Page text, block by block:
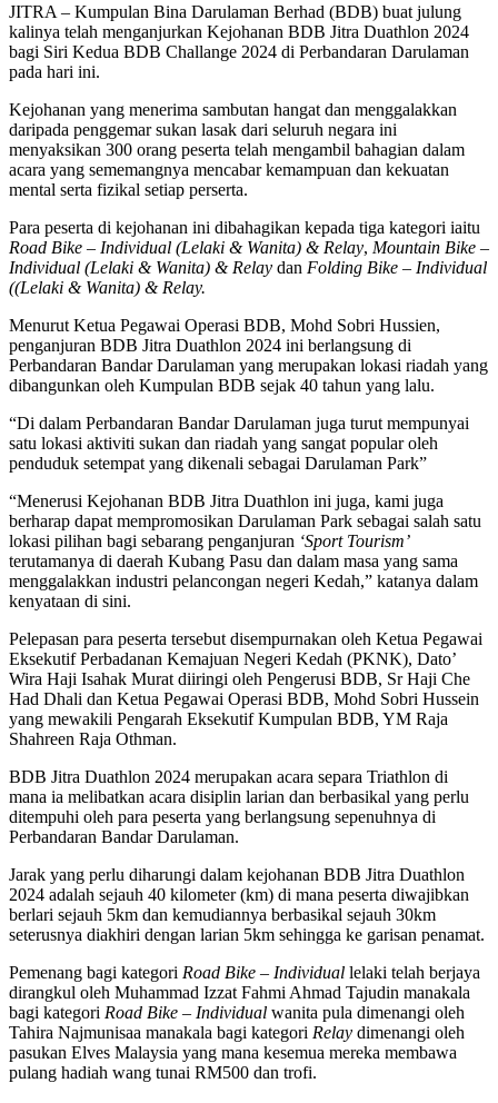
JITRA – Kumpulan Bina Darulaman Berhad (BDB) buat julung
kalinya telah menganjurkan Kejohanan BDB Jitra Duathlon 2024
bagi Siri Kedua BDB Challange 2024 di Perbandaran Darulaman
pada hari ini.
Kejohanan yang menerima sambutan hangat dan menggalakkan
daripada penggemar sukan lasak dari seluruh negara ini
menyaksikan 300 orang peserta telah mengambil bahagian dalam
acara yang sememangnya mencabar kemampuan dan kekuatan
mental serta fizikal setiap perserta.
Para peserta di kejohanan ini dibahagikan kepada tiga kategori iaitu
Road Bike – Individual (Lelaki & Wanita) & Relay, Mountain Bike –
Individual (Lelaki & Wanita) & Relay dan Folding Bike – Individual
((Lelaki & Wanita) & Relay.
Menurut Ketua Pegawai Operasi BDB, Mohd Sobri Hussien,
penganjuran BDB Jitra Duathlon 2024 ini berlangsung di
Perbandaran Bandar Darulaman yang merupakan lokasi riadah yang
dibangunkan oleh Kumpulan BDB sejak 40 tahun yang lalu.
“Di dalam Perbandaran Bandar Darulaman juga turut mempunyai
satu lokasi aktiviti sukan dan riadah yang sangat popular oleh
penduduk setempat yang dikenali sebagai Darulaman Park”
“Menerusi Kejohanan BDB Jitra Duathlon ini juga, kami juga
berharap dapat mempromosikan Darulaman Park sebagai salah satu
lokasi pilihan bagi sebarang penganjuran ‘Sport Tourism’
terutamanya di daerah Kubang Pasu dan dalam masa yang sama
menggalakkan industri pelancongan negeri Kedah,” katanya dalam
kenyataan di sini.
Pelepasan para peserta tersebut disempurnakan oleh Ketua Pegawai
Eksekutif Perbadanan Kemajuan Negeri Kedah (PKNK), Dato’
Wira Haji Isahak Murat diiringi oleh Pengerusi BDB, Sr Haji Che
Had Dhali dan Ketua Pegawai Operasi BDB, Mohd Sobri Hussein
yang mewakili Pengarah Eksekutif Kumpulan BDB, YM Raja
Shahreen Raja Othman.
BDB Jitra Duathlon 2024 merupakan acara separa Triathlon di
mana ia melibatkan acara disiplin larian dan berbasikal yang perlu
ditempuhi oleh para peserta yang berlangsung sepenuhnya di
Perbandaran Bandar Darulaman.
Jarak yang perlu diharungi dalam kejohanan BDB Jitra Duathlon
2024 adalah sejauh 40 kilometer (km) di mana peserta diwajibkan
berlari sejauh 5km dan kemudiannya berbasikal sejauh 30km
seterusnya diakhiri dengan larian 5km sehingga ke garisan penamat.
Pemenang bagi kategori Road Bike – Individual lelaki telah berjaya
dirangkul oleh Muhammad Izzat Fahmi Ahmad Tajudin manakala
bagi kategori Road Bike – Individual wanita pula dimenangi oleh
Tahira Najmunisaa manakala bagi kategori Relay dimenangi oleh
pasukan Elves Malaysia yang mana kesemua mereka membawa
pulang hadiah wang tunai RM500 dan trofi.